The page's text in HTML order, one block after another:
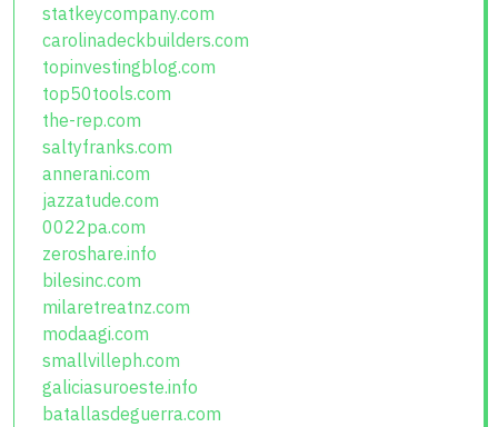
statkeycompany.com
carolinadeckbuilders.com
topinvestingblog.com
top50tools.com
the-rep.com
saltyfranks.com
annerani.com
jazzatude.com
0022pa.com
zeroshare.info
bilesinc.com
milaretreatnz.com
modaagi.com
smallvilleph.com
galiciasuroeste.info
batallasdeguerra.com